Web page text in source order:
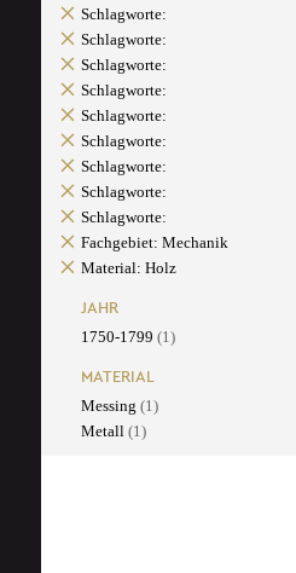
Schlagworte:
Schlagworte:
Schlagworte:
Schlagworte:
Schlagworte:
Schlagworte:
Schlagworte:
Schlagworte:
Schlagworte:
Fachgebiet: Mechanik
Material: Holz
JAHR
1750-1799 (1)
MATERIAL
Messing (1)
Metall (1)